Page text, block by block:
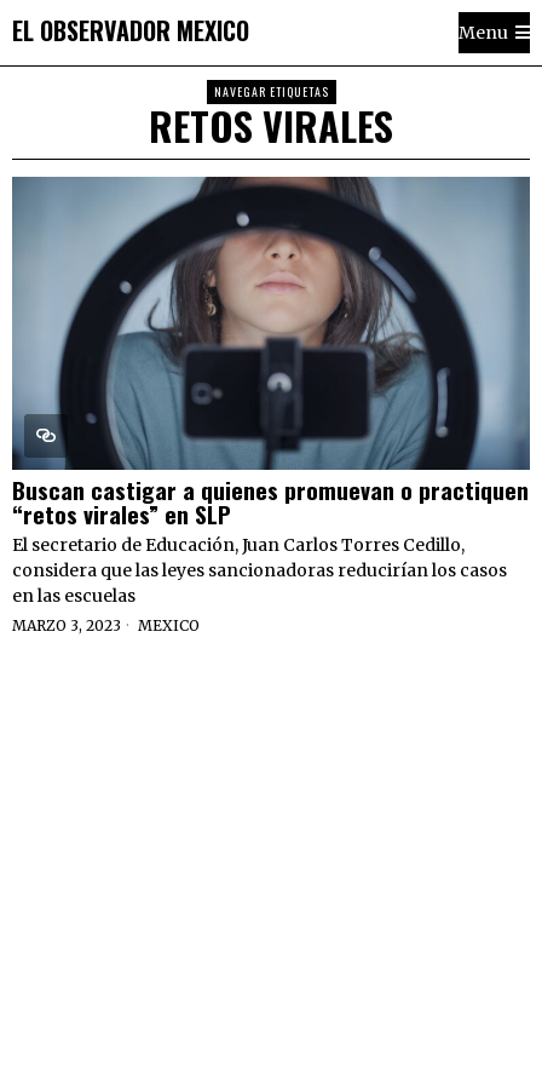
EL OBSERVADOR MEXICO Menu
NAVEGAR ETIQUETAS
RETOS VIRALES
Buscan castigar a quienes promuevan o practiquen
“retos virales” en SLP
El secretario de Educación, Juan Carlos Torres Cedillo,
considera que las leyes sancionadoras reducirían los casos
en las escuelas
MARZO 3, 2023 MEXICO